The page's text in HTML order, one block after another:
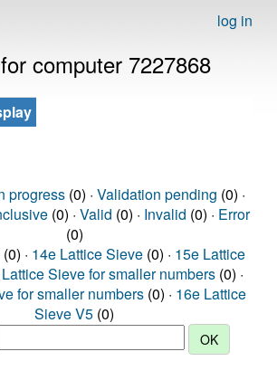
log in
computer 7227868
progress(0) · Validation pending (0) ·
(0) · Valid (0) · Invalid (0) · Error
(0)
· 14e Lattice Sieve (0) · 15e Lattice
Sieve for smaller numbers (0) ·
for smaller numbers (0) · 16e Lattice
Sieve V5 (0)